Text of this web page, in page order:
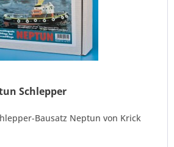
Schlepper
Bausatz Neptun von Krick